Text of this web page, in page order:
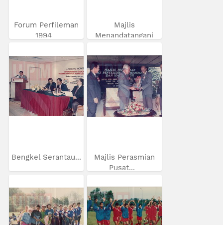
Forum Perfileman
1994
Majlis
Menandatangani
Bengkel Serantau...
Majlis Perasmian
Pusat...